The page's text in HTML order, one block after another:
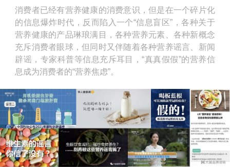
消费者已经有营养健康的消费意识，但是在一个碎片化
的信息爆炸时代，反而陷入一个“信息盲区”，各种关于
营养健康的产品琳琅满目，各种营养元素、各种新概念
充斥消费者眼球，但同时又伴随着各种营养谣言、新闻
辟谣，专家科普等信息充斥耳目，“真真假假”的营养信
息成为消费者的“营养焦虑”。